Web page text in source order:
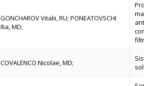
GONCHAROV Vitalii, RU; PONEATOVSCHI
Ilia, MD;
COVALENCO Nicolae, MD;